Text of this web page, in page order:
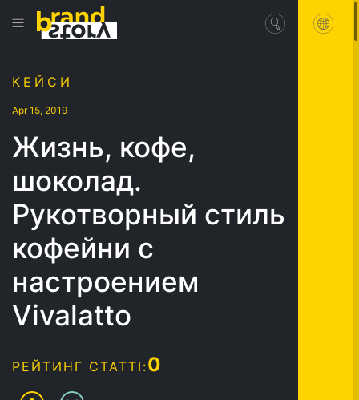
КЕЙСИ
Apr 15, 2019
Жизнь, кофе,
шоколад.
Рукотворный стиль
кофейни с
настроением
Vivalatto
РЕЙТИНГ СТАТТІ:0